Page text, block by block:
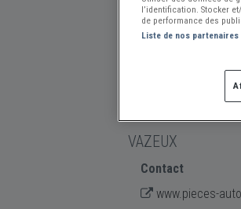
VAZEUX
Contact
www.pieces-
l’identification. Stocker
de performance des
Liste de nos